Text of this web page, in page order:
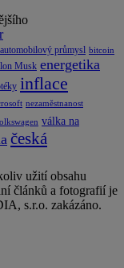
automobilový průmysl bitcoin
Musk energetika
inflace
nezaměstnanost
válka na
česká
užití obsahu
článků a fotografií je
s.r.o. zakázáno.